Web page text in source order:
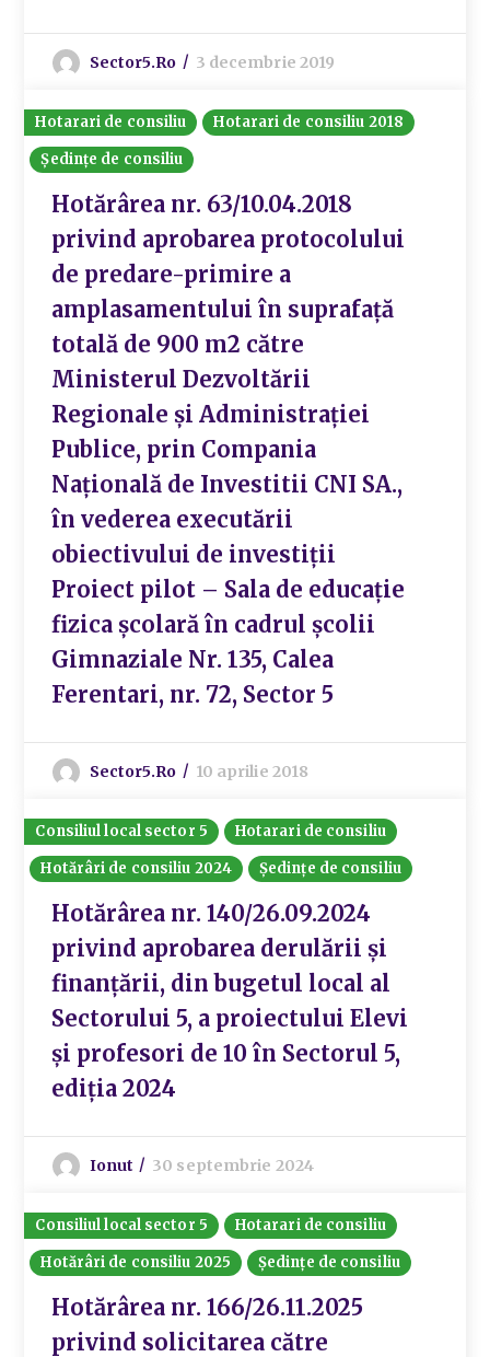
Sector5.ro 3 decembrie 2019
Hotarari de consiliu
Hotarari de consiliu 2018
Ședințe de consiliu
Hotărârea nr. 63/10.04.2018
privind aprobarea protocolului
de predare-primire a
amplasamentului în suprafață
totală de 900 m2 către
Ministerul Dezvoltării
Regionale și Administrației
Publice, prin Compania
Națională de Investitii CNI SA.,
în vederea executării
obiectivului de investiții
Proiect pilot – Sala de educație
fizica școlară în cadrul școlii
Gimnaziale Nr. 135, Calea
Ferentari, nr. 72, Sector 5
Sector5.ro 10 aprilie 2018
Consiliul local sector 5
Hotarari de consiliu
Hotărâri de consiliu 2024
Ședințe de consiliu
Hotărârea nr. 140/26.09.2024
privind aprobarea derulării și
finanțării, din bugetul local al
Sectorului 5, a proiectului Elevi
și profesori de 10 în Sectorul 5,
ediția 2024
Ionut 30 septembrie 2024
Consiliul local sector 5
Hotarari de consiliu
Hotărâri de consiliu 2025
Ședințe de consiliu
Hotărârea nr. 166/26.11.2025
privind solicitarea către